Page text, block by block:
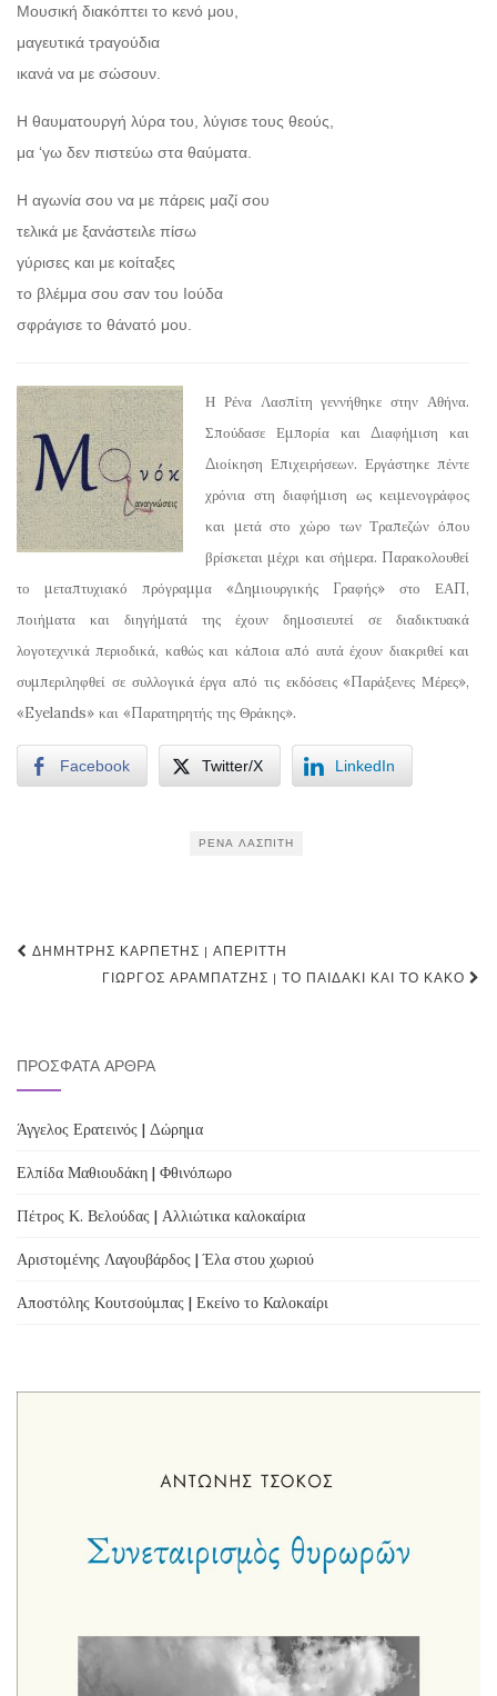
Μουσική διακόπτει το κενό μου,
μαγευτικά τραγούδια
ικανά να με σώσουν.
Η θαυματουργή λύρα του, λύγισε τους θεούς,
μα ‘γω δεν πιστεύω στα θαύματα.
Η αγωνία σου να με πάρεις μαζί σου
τελικά με ξανάστειλε πίσω
γύρισες και με κοίταξες
το βλέμμα σου σαν του Ιούδα
σφράγισε το θάνατό μου.
Η Ρένα Λασπίτη γεννήθηκε στην Αθήνα.
Σπούδασε Εμπορία και Διαφήμιση και
Διοίκηση Επιχειρήσεων. Εργάστηκε πέντε
χρόνια στη διαφήμιση ως κειμενογράφος
και μετά στο χώρο των Τραπεζών όπου
βρίσκεται μέχρι και σήμερα. Παρακολουθεί
το μεταπτυχιακό πρόγραμμα «Δημιουργικής Γραφής» στο ΕΑΠ,
ποιήματα και διηγήματά της έχουν δημοσιευτεί σε διαδικτυακά
λογοτεχνικά περιοδικά, καθώς και κάποια από αυτά έχουν διακριθεί και
συμπεριληφθεί σε συλλογικά έργα από τις εκδόσεις «Παράξενες Μέρες»,
«Eyelands» και «Παρατηρητής της Θράκης».
Facebook Twitter/X LinkedIn
ΡΈΝΑ ΛΑΣΠΊΤΗ
Post
navigation
ΔΗΜΉΤΡΗΣ ΚΑΡΠΈΤΗΣ | ΑΠΈΡΙΤΤΗ
ΓΙΏΡΓΟΣ ΑΡΑΜΠΑΤΖΉΣ | ΤΟ ΠΑΙΔΆΚΙ ΚΑΙ ΤΟ ΚΑΚΌ
ΠΡΌΣΦΑΤΑ ΆΡΘΡΑ
Άγγελος Ερατεινός | Δώρημα
Ελπίδα Μαθιουδάκη | Φθινόπωρο
Πέτρος Κ. Βελούδας | Αλλιώτικα καλοκαίρια
Αριστομένης Λαγουβάρδος | Έλα στου χωριού
Αποστόλης Κουτσούμπας | Εκείνο το Καλοκαίρι